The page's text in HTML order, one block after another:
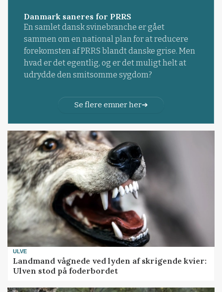
Danmark saneres for PRRS
En samlet dansk svinebranche er gået
sammen om en national plan for at reducere
forekomsten af PRRS blandt danske grise. Men
hvad er det egentlig, og er det muligt helt at
udrydde den smitsomme sygdom?
Se flere emner her
ULVE
Landmand vågnede ved lyden af skrigende kvier:
Ulven stod på foderbordet